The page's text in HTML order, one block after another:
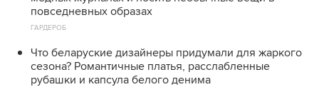
повседневных образах
ГАРДЕРОБ
Что беларуские дизайнеры придумали для жаркого
сезона? Романтичные платья, расслабленные
рубашки и капсула белого денима